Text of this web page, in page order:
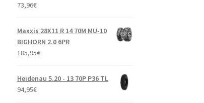
73,96€
Maxxis 28X11 R 14 70M MU-10
BIGHORN 2.0 6PR
185,95€
Heidenau 5.20 - 13 70P P36 TL
94,95€